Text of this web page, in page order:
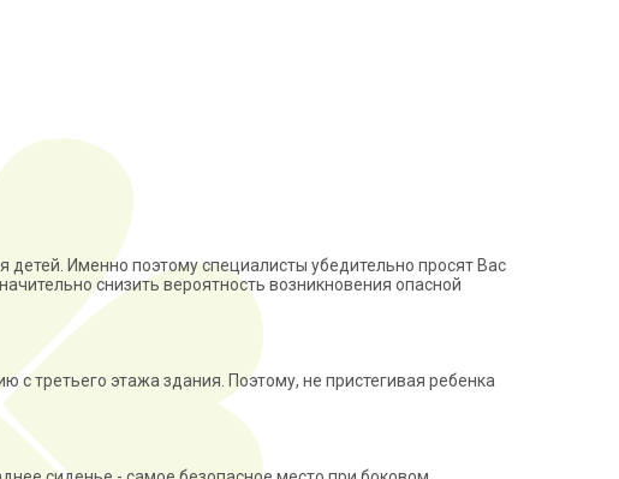
Именно поэтому специалисты убедительно просят Вас
снизить вероятность возникновения опасной
с третьего этажа здания. Поэтому, не пристегивая ребенка